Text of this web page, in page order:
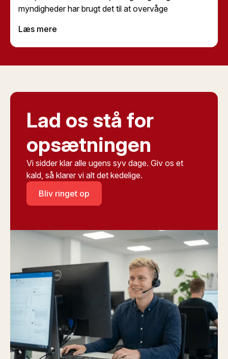
myndigheder har brugt det til at overvåge
betyder det for dig som almindelig bruger? Er
Pegasus en reel risiko, eller er det kun et problem for
Læs mere
Lad os stå for
opsætningen
Vi sidder klar alle ugens syv dage. Giv os et
kald, så klarer vi alt det kedelige.
Bliv ringet op